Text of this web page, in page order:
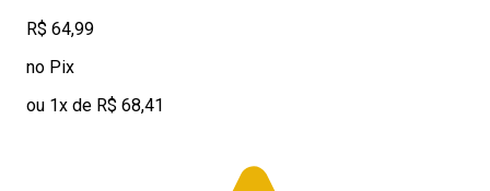
R$ 64,99
no Pix
ou 1x de R$ 68,41